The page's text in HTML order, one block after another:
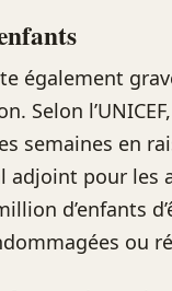
également
Selon
semaines en
adjoint pour les
d’enfants
ou